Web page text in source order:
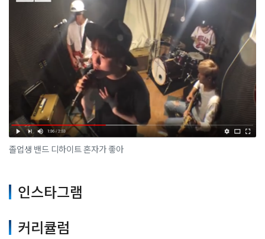
졸업생 밴드 디하이트 혼자가 좋아
인스타그램
커리큘럼